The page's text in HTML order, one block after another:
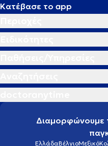
Κατέβασε το app
Διαμορφώνουμε
ΕλλάδαΒέλγιοΜεξικό